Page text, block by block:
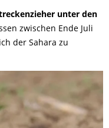
unter den
zwischen Ende Juli
der Sahara zu